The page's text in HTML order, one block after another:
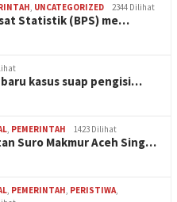
, UNCATEGORIZED 2344 Dilihat
Statistik (BPS) me…
kasus suap pengisi…
, PEMERINTAH 1423 Dilihat
Suro Makmur Aceh Sing…
, PEMERINTAH, PERISTIWA,